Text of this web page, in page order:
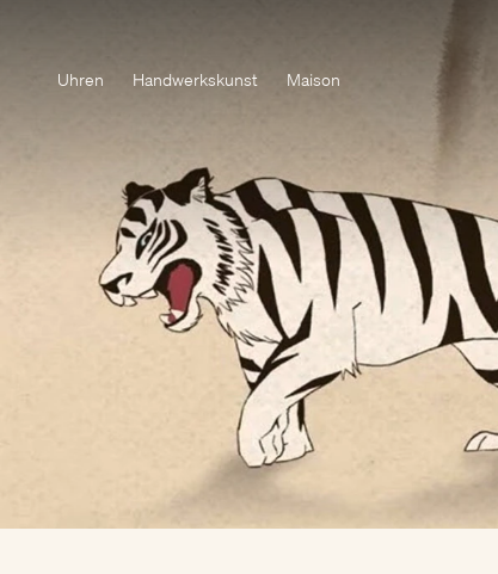
Uhren Handwerkskunst Maison